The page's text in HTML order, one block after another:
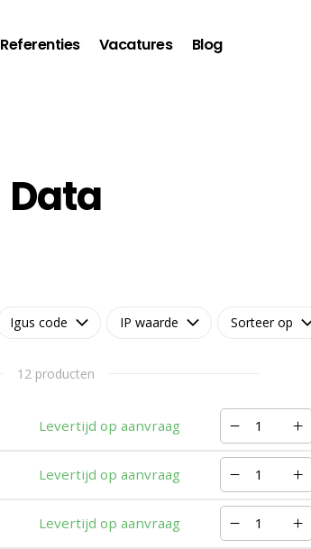
Referenties Vacatures Blog
Data
Igus code IP waarde Sorteer op
12 producten
Levertijd op aanvraag
Levertijd op aanvraag
Levertijd op aanvraag